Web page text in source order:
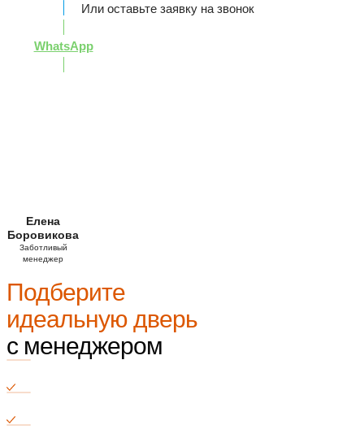
Или оставьте заявку на звонок
WhatsApp
Елена
Боровикова
Заботливый
менеджер
Подберите
идеальную дверь
с менеджером